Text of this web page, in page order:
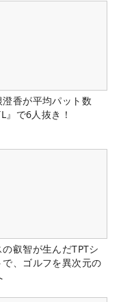
澄香が平均パット数
』で6人抜き！
の叡智が生んだTPTシ
で、ゴルフを異次元の